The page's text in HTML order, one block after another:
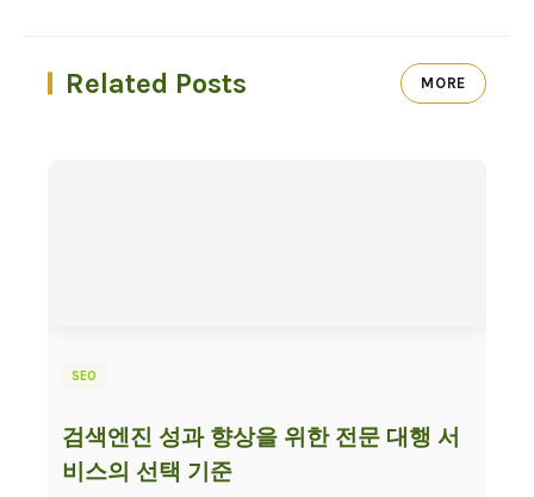
Related Posts MORE
SEO
검색엔진 성과 향상을 위한 전문 대행 서
비스의 선택 기준